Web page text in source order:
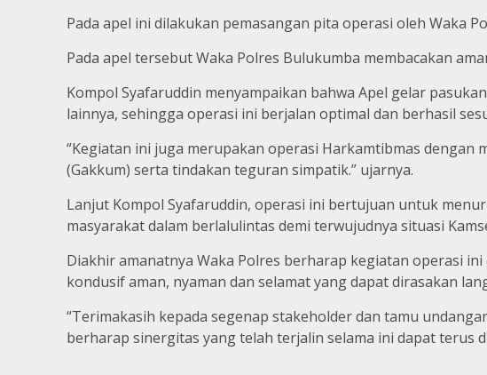
Pada apel ini dilakukan pemasangan pita operasi oleh Waka
Pada apel tersebut Waka Polres Bulukumba membacakan
Kompol Syafaruddin menyampaikan bahwa Apel gelar
lainnya, sehingga operasi ini berjalan optimal dan berhasil
“Kegiatan ini juga merupakan operasi Harkamtibmas
(Gakkum) serta tindakan teguran simpatik.” ujarnya.
Lanjut Kompol Syafaruddin, operasi ini bertujuan untuk
masyarakat dalam berlalulintas demi terwujudnya situasi
Diakhir amanatnya Waka Polres berharap kegiatan operasi
kondusif aman, nyaman dan selamat yang dapat dirasakan
“Terimakasih kepada segenap stakeholder dan tamu
berharap sinergitas yang telah terjalin selama ini dapat terus